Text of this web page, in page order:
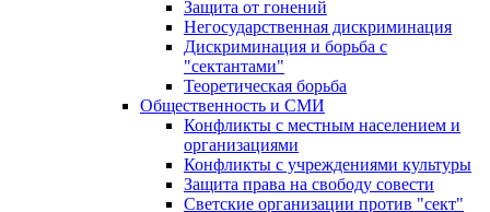
Защита от гонений
Негосударственная дискриминация
Дискриминация и борьба с
"сектантами"
Теоретическая борьба
Общественность и СМИ
Конфликты с местным населением и
организациями
Конфликты с учреждениями культуры
Защита права на свободу совести
Светские организации против "сект"